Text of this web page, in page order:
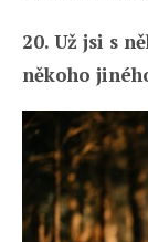
20. Už jsi s
někoho